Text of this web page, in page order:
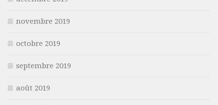
novembre 2019
octobre 2019
septembre 2019
août 2019